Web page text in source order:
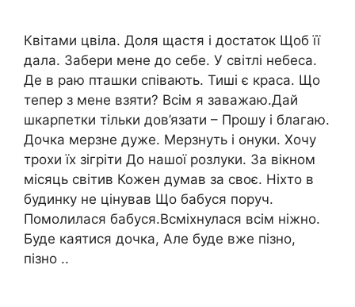
Квітами цвіла. Доля щастя і достаток Щоб її
дала. Забери мене до себе. У світлі небеса.
Де в раю пташки співають. Тиші є краса. Що
тепер з мене взяти? Всім я заважаю.Дай
шкарпетки тільки дов’язати – Прошу і благаю.
Дочка мерзне дуже. Мерзнуть і онуки. Хочу
трохи їх зігріти До нашої розлуки. За вікном
місяць світив Кожен думав за своє. Ніхто в
будинку не цінував Що бабуся поруч.
Помолилася бабуся.Всміхнулася всім ніжно.
Буде каятися дочка, Але буде вже пізно,
пізно ..